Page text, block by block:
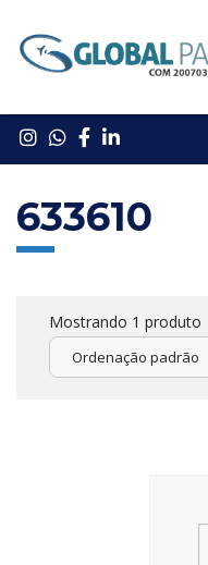
633610
Mostrando 1 produto
Ordenação padrão